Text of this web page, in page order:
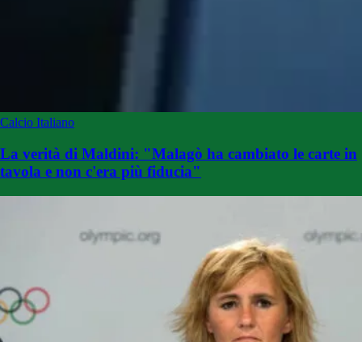
Calcio Italiano
La verità di Maldini: "Malagò ha cambiato le carte in
tavola e non c'era più fiducia"